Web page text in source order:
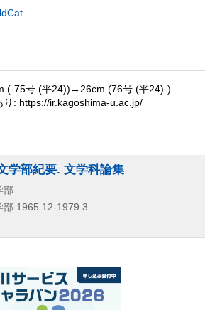
(-75号 (平24))→26cm (76号 (平24)-)
り: https://ir.kagoshima-u.ac.jp/
学部紀要. 文学科論集
部
部 1965.12-1979.3